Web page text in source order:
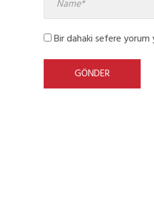
Bir dahaki sefere yorum
GÖNDER